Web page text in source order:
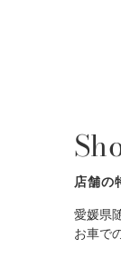
店舗の
愛媛県
お車で